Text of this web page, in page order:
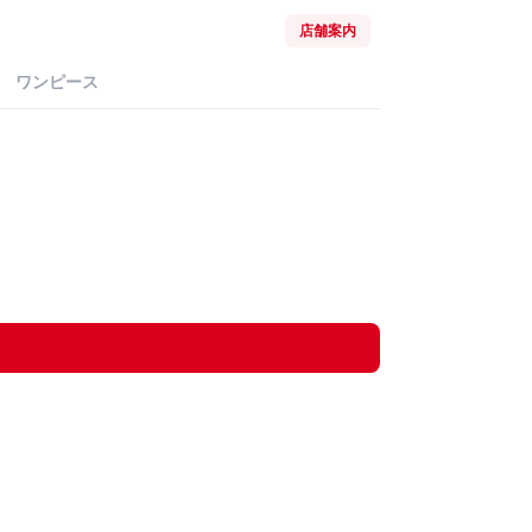
店舗案内
ワンピース